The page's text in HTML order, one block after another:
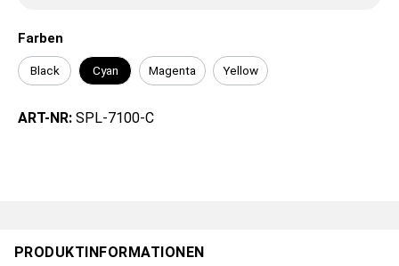
Farben
Black Cyan Magenta Yellow
ART-NR: SPL-7100-C
PRODUKTINFORMATIONEN